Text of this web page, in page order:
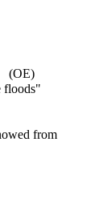
(OE)
from